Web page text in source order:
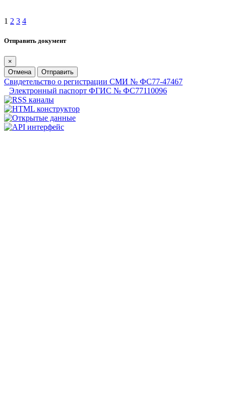
1 2 3 4
Отправить документ
×
Отмена
Отправить
Свидетельство о регистрации СМИ № ФС77-47467
Электронный паспорт ФГИС № ФС77110096